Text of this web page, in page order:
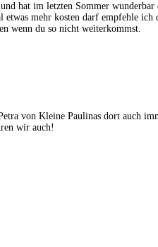
hat im letzten Sommer
mehr kosten darf empfehle
wenn du so nicht weiterkommst.
von Kleine Paulinas dort auch
wir auch!